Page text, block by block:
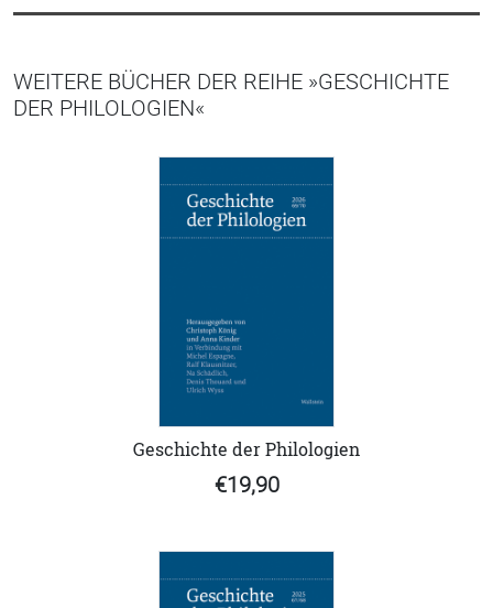
WEITERE BÜCHER DER REIHE »GESCHICHTE
DER PHILOLOGIEN«
Geschichte der Philologien
€19,90